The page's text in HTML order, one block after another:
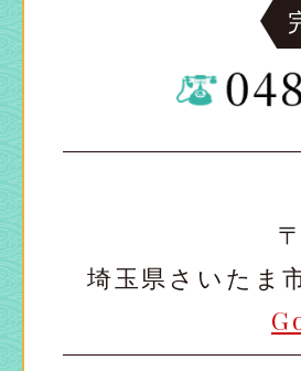
埼玉県さいたま